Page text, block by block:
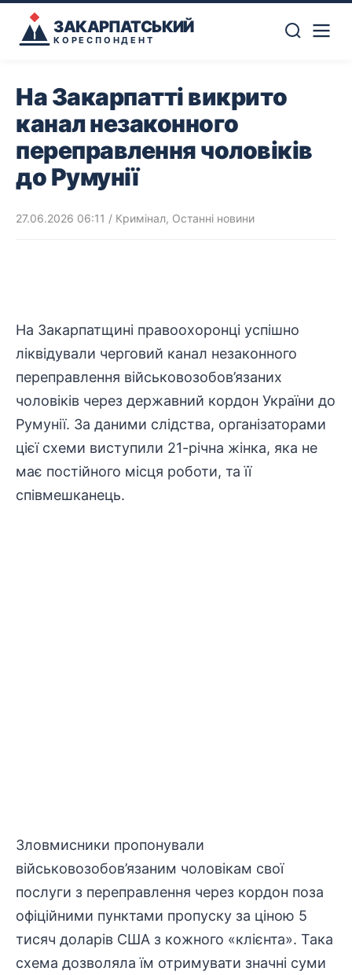
ЗАКАРПАТСЬКИЙ
КОРЕСПОНДЕНТ
На Закарпатті викрито
канал незаконного
переправлення чоловіків
до Румунії
27.06.2026 06:11 / Кримінал, Останні новини
На Закарпатщині правоохоронці успішно
ліквідували черговий канал незаконного
переправлення військовозобов’язаних
чоловіків через державний кордон України до
Румунії. За даними слідства, організаторами
цієї схеми виступили 21-річна жінка, яка не
має постійного місця роботи, та її
співмешканець.
Зловмисники пропонували
військовозобов’язаним чоловікам свої
послуги з переправлення через кордон поза
офіційними пунктами пропуску за ціною 5
тисяч доларів США з кожного «клієнта». Така
схема дозволяла їм отримувати значні суми